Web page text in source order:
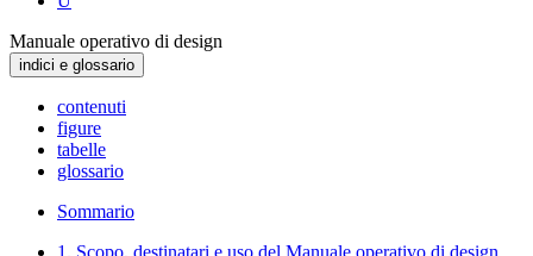
Manuale operativo di design
indici e glossario
contenuti
figure
tabelle
glossario
Sommario
1. Scopo, destinatari e uso del Manuale operativo di design